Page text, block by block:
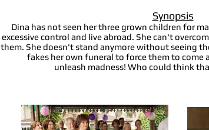
Synopsis
Dina has not seen her three grown children for
excessive control and live abroad. She can't
them. She doesn't stand anymore without seeing
fakes her own funeral to force them to come
unleash madness! Who could think